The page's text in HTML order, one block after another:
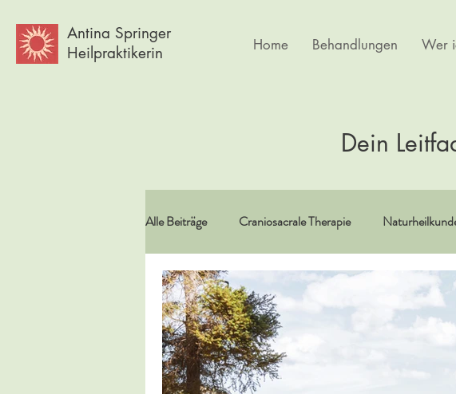
Antina Springer
Heilpraktikerin
Home Behandlungen Wer
Dein
Alle Beiträge Craniosacrale Therapie
Vitamine/Spurenelemente
Psychlogie Frauen Kultur